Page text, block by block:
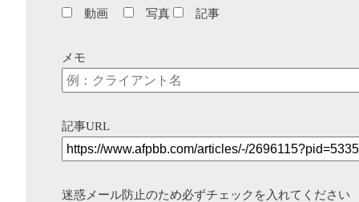
動画
写真 記事
メモ
記事URL
迷惑メール防止のため必ずチェックを入れてください